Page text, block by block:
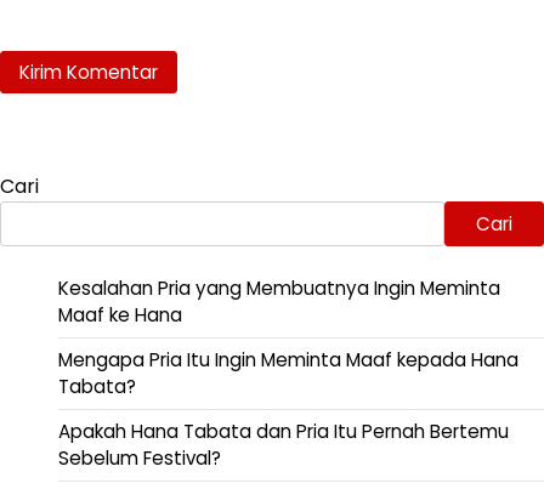
Cari
Cari
Kesalahan Pria yang Membuatnya Ingin Meminta
Maaf ke Hana
Mengapa Pria Itu Ingin Meminta Maaf kepada Hana
Tabata?
Apakah Hana Tabata dan Pria Itu Pernah Bertemu
Sebelum Festival?